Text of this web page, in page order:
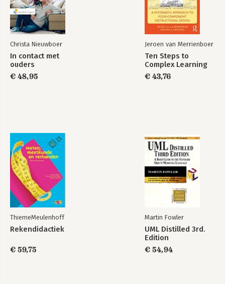
Christa Nieuwboer
In contact met
ouders
€ 48,95
Jeroen van Merrienboer
Ten Steps to
Complex Learning
€ 43,76
ThiemeMeulenhoff
Rekendidactiek
€ 59,75
Martin Fowler
UML Distilled 3rd.
Edition
€ 54,94